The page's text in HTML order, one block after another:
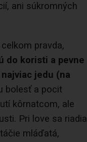
ani súkromných
pravda,
do koristi a pevne
jedu (na
bolesť a pocit
kôrnatcom, ale
Pri love sa riadia
mláďatá,